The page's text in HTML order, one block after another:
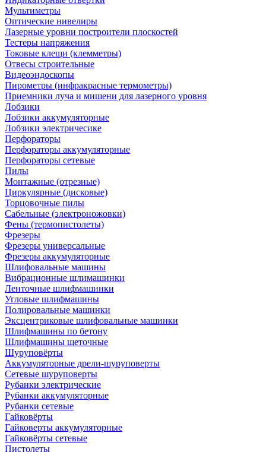
Мультиметры
Оптические нивелиры
Лазерные уровни построители плоскостей
Тестеры напряжения
Токовые клещи (клемметры)
Отвесы строительные
Видеоэндоскопы
Пирометры (инфракрасные термометры)
Приемники луча и мишени для лазерного уровня
Лобзики
Лобзики аккумуляторные
Лобзики электричесике
Перфораторы
Перфораторы аккумуляторные
Перфораторы сетевые
Пилы
Монтажные (отрезные)
Циркулярные (дисковые)
Торцовочные пилы
Сабельные (электроножовки)
Фены (термопистолеты)
Фрезеры
Фрезеры универсальные
Фрезеры аккумуляторные
Шлифовальные машины
Вибрационные шлимашинки
Ленточные шлифмашинки
Угловые шлифмашины
Полировальные машинки
Эксцентриковые шлифовальные машинки
Шлифмашины по бетону
Шлифмашины щеточные
Шуруповёрты
Аккумуляторные дрели-шуруповерты
Сетевые шуруповерты
Рубанки электрические
Рубанки аккумуляторные
Рубанки сетевые
Гайковёрты
Гайковерты аккумуляторные
Гайковёрты сетевые
Пистолеты